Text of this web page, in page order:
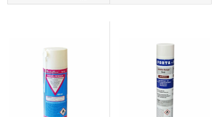
375
Výrobcovia
Metaflux
Metaflux Greenline